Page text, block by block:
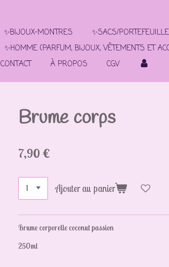
✨BIJOUX-MONTRES
✨SACS/
✨HOMME (PARFUM, BIJOUX, VÊTEMENTS ET
CONTACT À PROPOS CGV
Brume corps
7,90 €
Ajouter au panier
Brume corporelle coconut passion
250ml